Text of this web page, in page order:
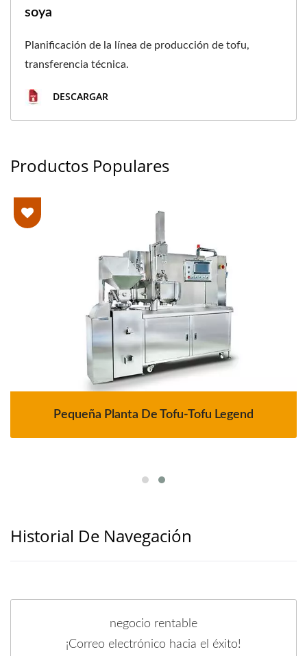
soya
Planificación de la línea de producción de tofu,
transferencia técnica.
DESCARGAR
Productos Populares
Pequeña Planta De Tofu-Tofu Legend
Historial De Navegación
negocio rentable
¡Correo electrónico hacia el éxito!